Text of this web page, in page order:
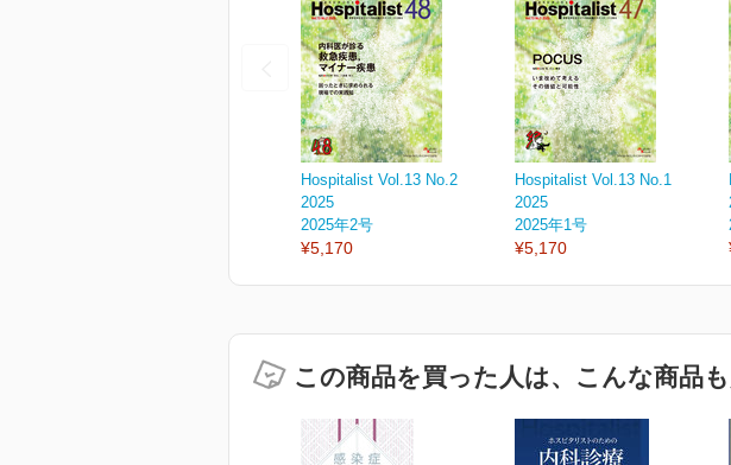
Hospitalist Vol.13 No.2
2025
2025年2号
¥5,170
Hospitalist Vol.13 No.1
2025
2025年1号
¥5,170
この商品を買った人は、こんな商品も